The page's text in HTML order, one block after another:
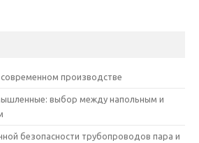
производстве
выбор между напольным и
безопасности трубопроводов пара и